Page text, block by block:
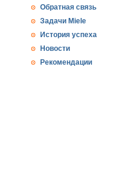
Обратная связь
Задачи Miele
История успеха
Новости
Рекомендации